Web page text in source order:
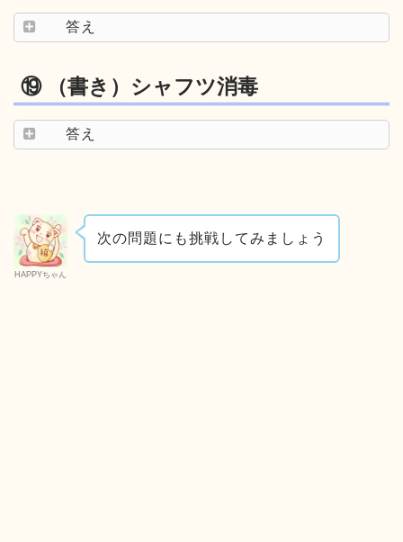
答え
⑲ （書き）シャフツ消毒
答え
HAPPYちゃん
次の問題にも挑戦してみましょう